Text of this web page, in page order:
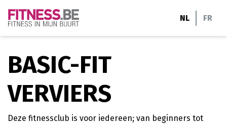
NL FR
BASIC-FIT
VERVIERS
Deze fitnessclub is voor iedereen; van beginners tot